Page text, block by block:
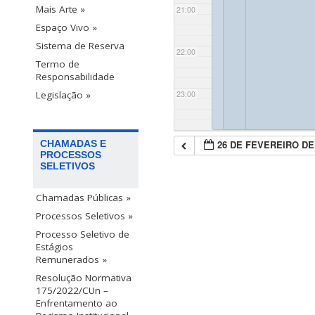
Mais Arte »
Espaço Vivo »
Sistema de Reserva
Termo de
Responsabilidade
Legislação »
CHAMADAS E
PROCESSOS
SELETIVOS
Chamadas Públicas »
Processos Seletivos »
Processo Seletivo de
Estágios
Remunerados »
Resolução Normativa
175/2022/CUn –
Enfrentamento ao
21:00
22:00
23:00
26 DE FEVEREIRO